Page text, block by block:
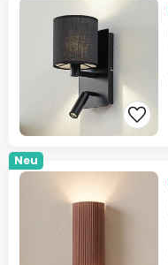
Neu